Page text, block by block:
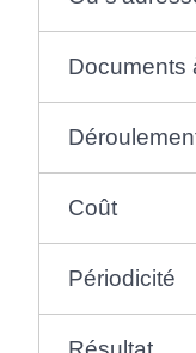
Documents
Coût
Périodicité